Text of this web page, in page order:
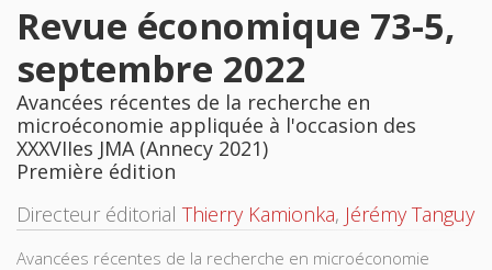
Revue économique 73-5,
septembre 2022
Avancées récentes de la recherche en
microéconomie appliquée à l'occasion des
XXXVIIes JMA (Annecy 2021)
Première édition
Directeur éditorial Thierry Kamionka, Jérémy Tanguy
Avancées récentes de la recherche en microéconomie